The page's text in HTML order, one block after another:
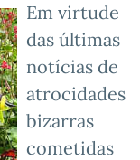
Em virtude
das últimas
notícias de
atrocidades
bizarras
cometidas